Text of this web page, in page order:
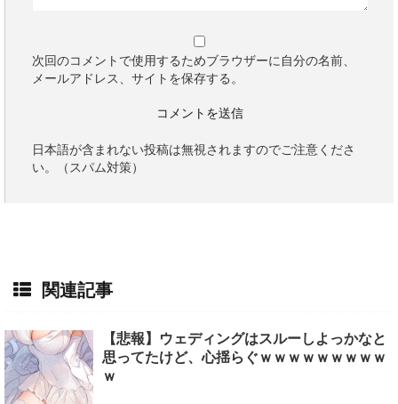
次回のコメントで使用するためブラウザーに自分の名前、
メールアドレス、サイトを保存する。
日本語が含まれない投稿は無視されますのでご注意くださ
い。（スパム対策）
関連記事
【悲報】ウェディングはスルーしよっかなと
思ってたけど、心揺らぐｗｗｗｗｗｗｗｗｗ
ｗ